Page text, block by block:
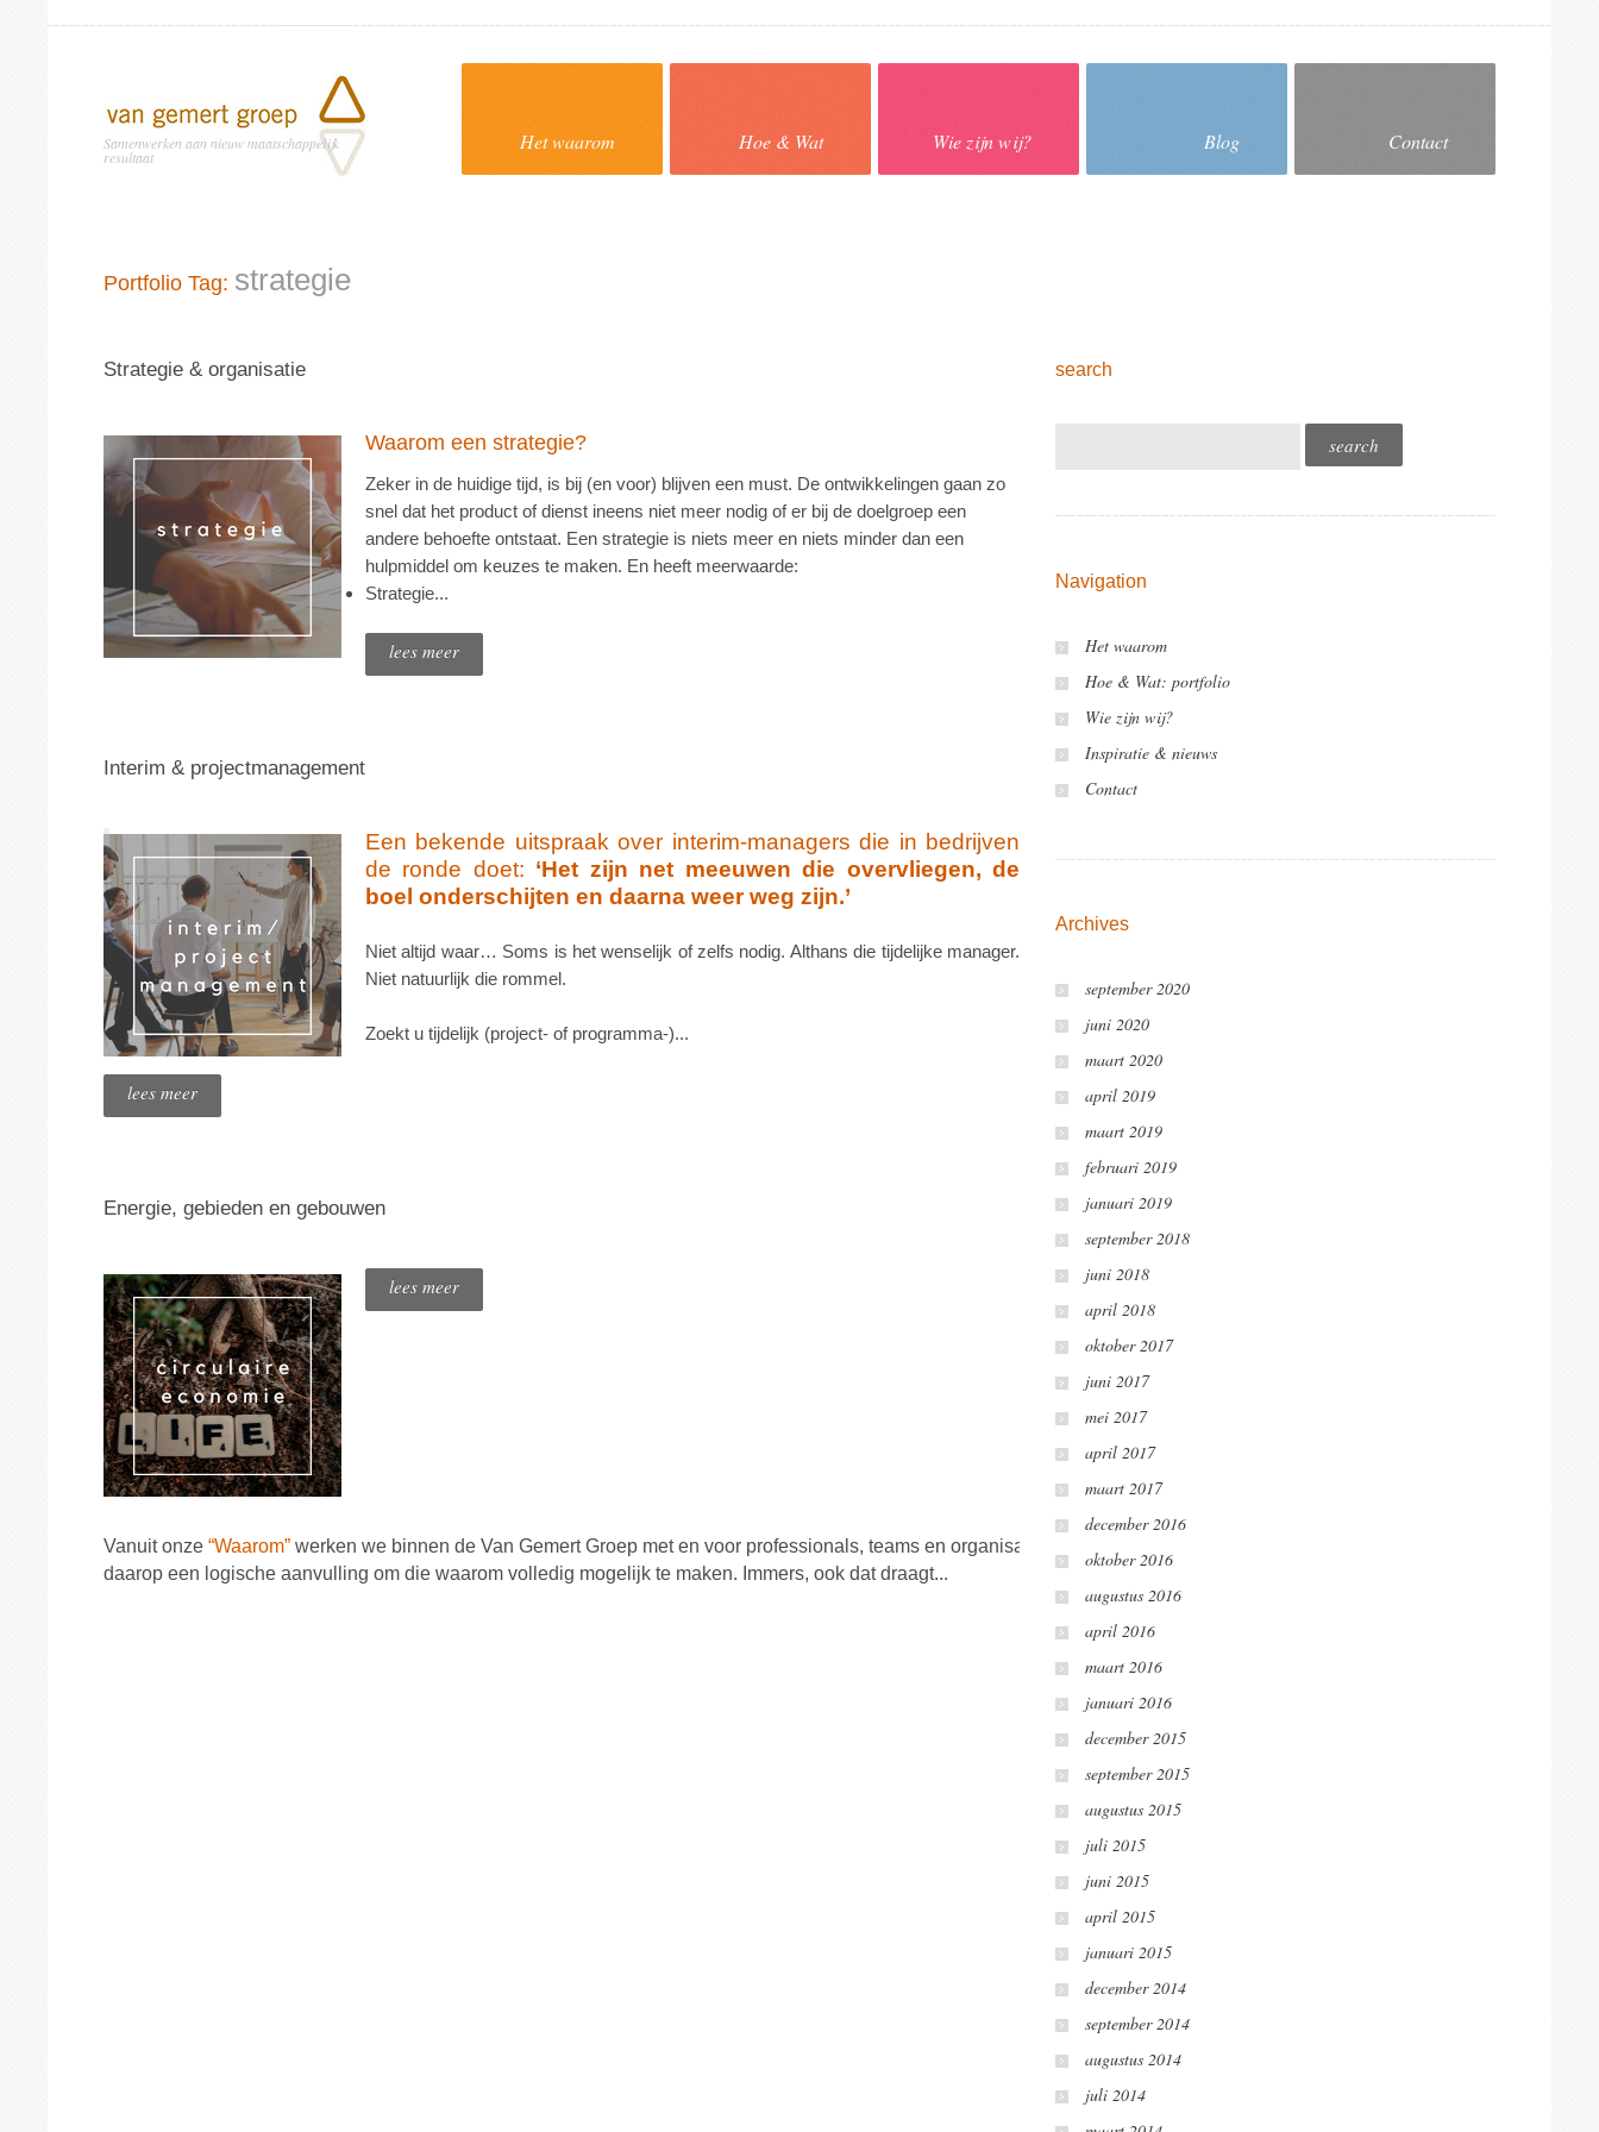
Samenwerken aan nieuw maatschappelijk
resultaat
Het waarom Hoe & Wat Wie zijn wij? Blog Contact
Portfolio Tag: strategie
Strategie & organisatie
Waarom een strategie?
Zeker in de huidige tijd, is bij (en voor) blijven een must. De ontwikkelingen gaan zo
snel dat het product of dienst ineens niet meer nodig of er bij de doelgroep een
andere behoefte ontstaat. Een strategie is niets meer en niets minder dan een
hulpmiddel om keuzes te maken. En heeft meerwaarde:
Strategie...
lees meer
Interim & projectmanagement
Een bekende uitspraak over interim-managers die in bedrijven
de ronde doet: ‘Het zijn net meeuwen die overvliegen, de
boel onderschijten en daarna weer weg zijn.’
Niet altijd waar… Soms is het wenselijk of zelfs nodig. Althans die tijdelijke manager.
Niet natuurlijk die rommel.
Zoekt u tijdelijk (project- of programma-)...
lees meer
Energie, gebieden en gebouwen
Vanuit onze “Waarom” werken we binnen de Van Gemert Groep met en voor professionals, teams en organisaties. Het (re-)vitaliseren van gebieden en ruimtes is
daarop een logische aanvulling om die waarom volledig mogelijk te maken. Immers, ook dat draagt...
lees meer
search
Navigation
Het waarom
Hoe & Wat: portfolio
Wie zijn wij?
Inspiratie & nieuws
Contact
Archives
september 2020
juni 2020
maart 2020
april 2019
maart 2019
februari 2019
januari 2019
september 2018
juni 2018
april 2018
oktober 2017
juni 2017
mei 2017
april 2017
maart 2017
december 2016
oktober 2016
augustus 2016
april 2016
maart 2016
januari 2016
december 2015
september 2015
augustus 2015
juli 2015
juni 2015
april 2015
januari 2015
december 2014
september 2014
augustus 2014
juli 2014